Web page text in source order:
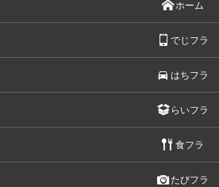
ホーム
でじフラ
はちフラ
らいフラ
食フラ
たびフラ